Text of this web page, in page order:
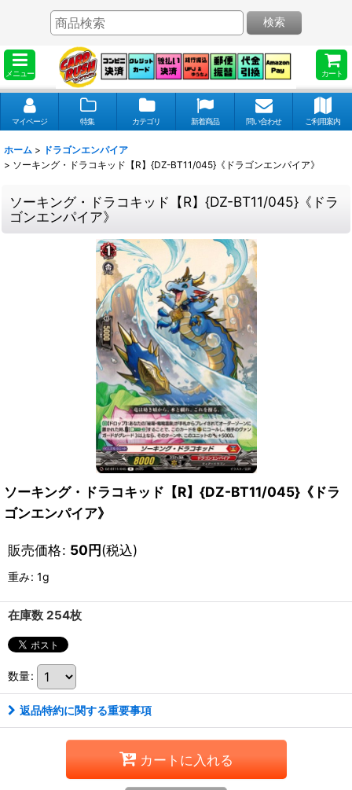
メニュー カート
検索
マイページ 特集 カテゴリ 新着商品 問い合わせ ご利用案内
ホーム > ドラゴンエンパイア
> ソーキング・ドラコキッド【R】{DZ-BT11/045}《ドラゴンエンパイア》
ソーキング・ドラコキッド【R】{DZ-BT11/045}《ドラ
ゴンエンパイア》
ソーキング・ドラコキッド【R】{DZ-BT11/045}《ドラ
ゴンエンパイア》
販売価格: 50円(税込)
重み: 1g
在庫数 254枚
数量:
返品特約に関する重要事項
カートに入れる